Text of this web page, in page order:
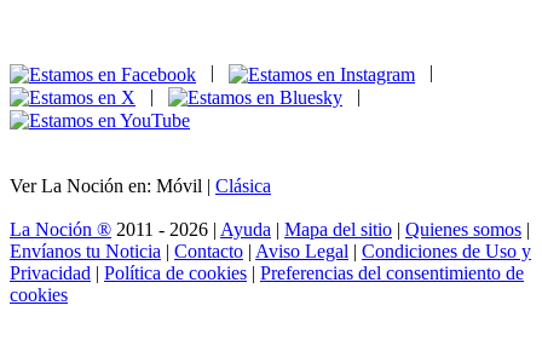
|
|
Ver La Noción en: Móvil | Clásica
La Noción ® 2011 - 2026 | Ayuda | Mapa del sitio | Quienes somos |
Envíanos tu Noticia | Contacto | Aviso Legal | Condiciones de Uso y
Privacidad | Política de cookies | Preferencias del consentimiento de
cookies